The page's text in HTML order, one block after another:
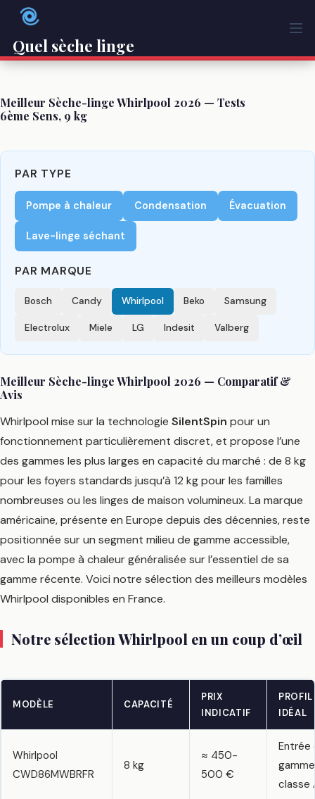
Passer
Quel sèche linge
Meilleur Sèche-linge Whirlpool 2026 — Tests
6ème Sens, 9 kg
PAR TYPE
Pompe à chaleur Condensation Évacuation
Lave-linge séchant
PAR MARQUE
Bosch Candy Whirlpool Beko Samsung
Electrolux Miele LG Indesit Valberg
Meilleur Sèche-linge Whirlpool 2026 — Comparatif &
Avis
Whirlpool mise sur la technologie SilentSpin pour un
fonctionnement particulièrement discret, et propose l’une
des gammes les plus larges en capacité du marché : de 8 kg
pour les foyers standards jusqu’à 12 kg pour les familles
nombreuses ou les linges de maison volumineux. La marque
américaine, présente en Europe depuis des décennies, reste
positionnée sur un segment milieu de gamme accessible,
avec la pompe à chaleur généralisée sur l’essentiel de sa
gamme récente. Voici notre sélection des meilleurs modèles
Whirlpool disponibles en France.
Notre sélection Whirlpool en un coup d’œil
MODÈLE CAPACITÉ
PRIX
INDICATIF
PROFIL
IDÉAL
Whirlpool
CWD86MWBRFR
8 kg
≈ 450-
500 €
Entrée
classe